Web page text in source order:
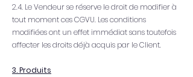
2.4. Le Vendeur se réserve le droit de modifier à
tout moment ces CGVU. Les conditions
modifiées ont un effet immédiat sans toutefois
affecter les droits déjà acquis par le Client.
3. Produits